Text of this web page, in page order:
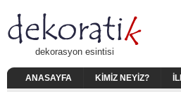
dekorasyon esintisi
ANASAYFA KIMIZ NEYIZ?